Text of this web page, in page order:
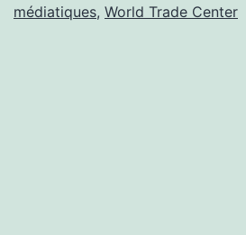
:
médiatiques, World Trade Center